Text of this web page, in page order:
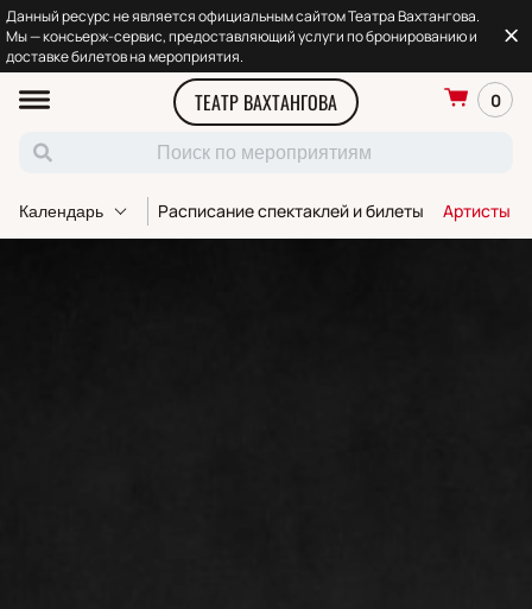
Данный ресурс не является официальным сайтом Театра Вахтангова.
Мы — консьерж-сервис, предоставляющий услуги по бронированию и
доставке билетов на мероприятия.
ТЕАТР ВАХТАНГОВА 0
Календарь Расписание спектаклей и билеты Артисты